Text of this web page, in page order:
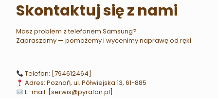
Skontaktuj się z nami
Masz problem z telefonem Samsung?
Zapraszamy — pomożemy i wycenimy naprawę od ręki.
Telefon: [794612464]
Adres: Poznań, ul. Półwiejska 13, 61-885
E-mail: [serwis@pyrafon.pl]